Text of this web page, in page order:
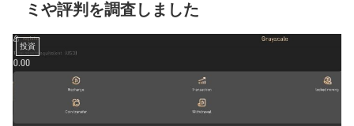
ミや評判を調査しました
投資